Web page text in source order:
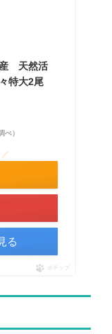
天然活
大2尾
べ）
る
ポチップ